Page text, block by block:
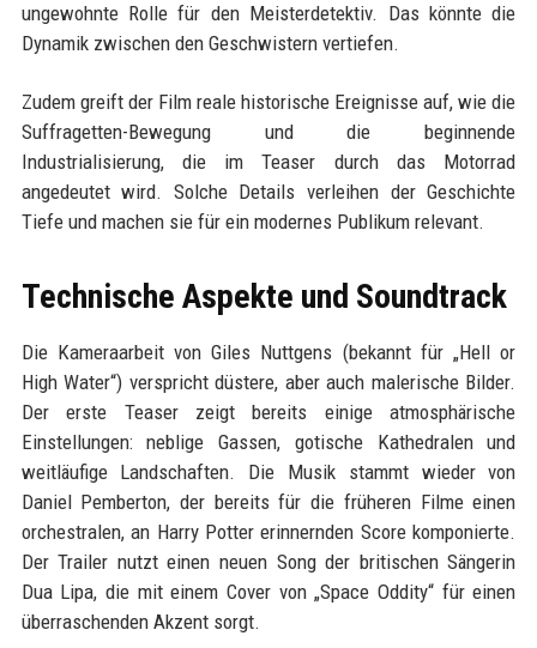
ungewohnte Rolle für den Meisterdetektiv. Das könnte die
Dynamik zwischen den Geschwistern vertiefen.
Zudem greift der Film reale historische Ereignisse auf, wie die
Suffragetten-Bewegung und die beginnende
Industrialisierung, die im Teaser durch das Motorrad
angedeutet wird. Solche Details verleihen der Geschichte
Tiefe und machen sie für ein modernes Publikum relevant.
Technische Aspekte und Soundtrack
Die Kameraarbeit von Giles Nuttgens (bekannt für „Hell or
High Water“) verspricht düstere, aber auch malerische Bilder.
Der erste Teaser zeigt bereits einige atmosphärische
Einstellungen: neblige Gassen, gotische Kathedralen und
weitläufige Landschaften. Die Musik stammt wieder von
Daniel Pemberton, der bereits für die früheren Filme einen
orchestralen, an Harry Potter erinnernden Score komponierte.
Der Trailer nutzt einen neuen Song der britischen Sängerin
Dua Lipa, die mit einem Cover von „Space Oddity“ für einen
überraschenden Akzent sorgt.